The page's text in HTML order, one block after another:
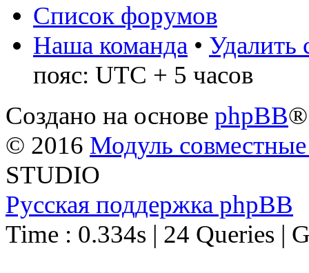
Список форумов
Наша команда • Удалить
пояс: UTC + 5 часов
Создано на основе phpBB®
© 2016 Модуль
STUDIO
Русская поддержка phpBB
Time : 0.334s | 24 Queries |